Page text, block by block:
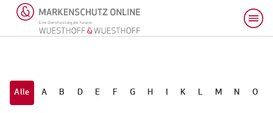
Alle A B D E F G H I K L M N O